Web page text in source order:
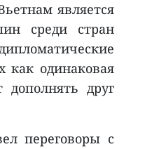
является
среди стран
как одинаковая
дополнять друг
переговоры с